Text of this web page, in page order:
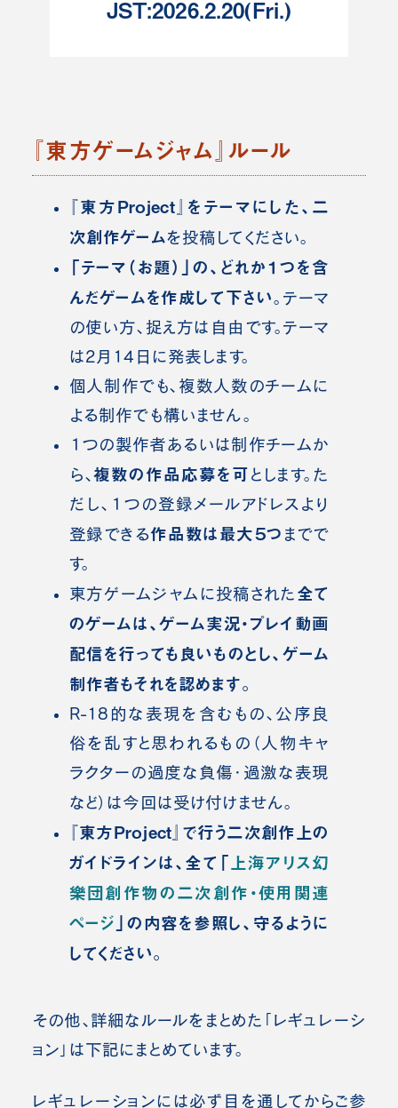
JST:2026.2.20(Fri.)
『東方ゲームジャム』ルール
『東方Project』をテーマにした、二
次創作ゲームを投稿 してください。
「テーマ（お題）」の、どれか１つを含
んだゲームを作成して下さい。テーマ
の使い方、捉え方は自由です。テーマ
は2月14日に発表します。
個人制作でも、複数人数のチームに
よる制作でも構いません。
１つの製作者あるいは制作チームか
ら、複数の作品応募を可 とします。た
だし、１つの登録メールアドレスより
登録できる作品数は最大５つ までで
す。
東方ゲームジャムに投稿された 全て
のゲームは、ゲーム実況・プレイ動画
配信を行っても良いものとし、ゲーム
制作者もそれを認めます。
R-18的な表現を含むもの、公序良
俗を乱すと思われるもの（人物キャ
ラクターの過度な負傷・過激な表現
など）は今回は受け付けません。
『東方Project』で行う二次創作上の
ガイドラインは、全て「上海アリス幻
樂団創作物の二次創作・使用関連
ページ 」の内容を参照し、守るように
してください。
その他、詳細なルールをまとめた「レギュレーシ
ョン」は下記にまとめています。
レギュレーションには必ず目を通してからご参